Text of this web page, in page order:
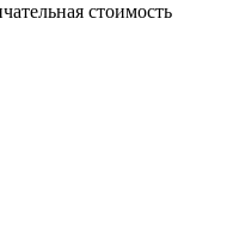
стоимость